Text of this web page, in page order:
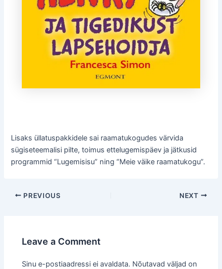
Lisaks üllatuspakkidele sai raamatukogudes värvida
sügiseteemalisi pilte, toimus ettelugemispäev ja jätkusid
programmid “Lugemisisu” ning “Meie väike raamatukogu”.
Post
PREVIOUS NEXT
Leave a Comment
Sinu e-postiaadressi ei avaldata. Nõutavad väljad on